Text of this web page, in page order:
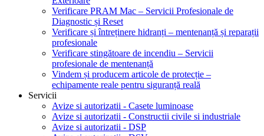
Verificare PRAM Mac – Servicii Profesionale de
Diagnostic și Reset
Verificare și întreținere hidranți – mentenanță și reparații
profesionale
Verificare stingătoare de incendiu – Servicii
profesionale de mentenanță
Vindem și producem articole de protecție –
echipamente reale pentru siguranță reală
Servicii
Avize si autorizatii - Casete luminoase
Avize si autorizatii - Constructii civile si industriale
Avize si autorizatii - DSP